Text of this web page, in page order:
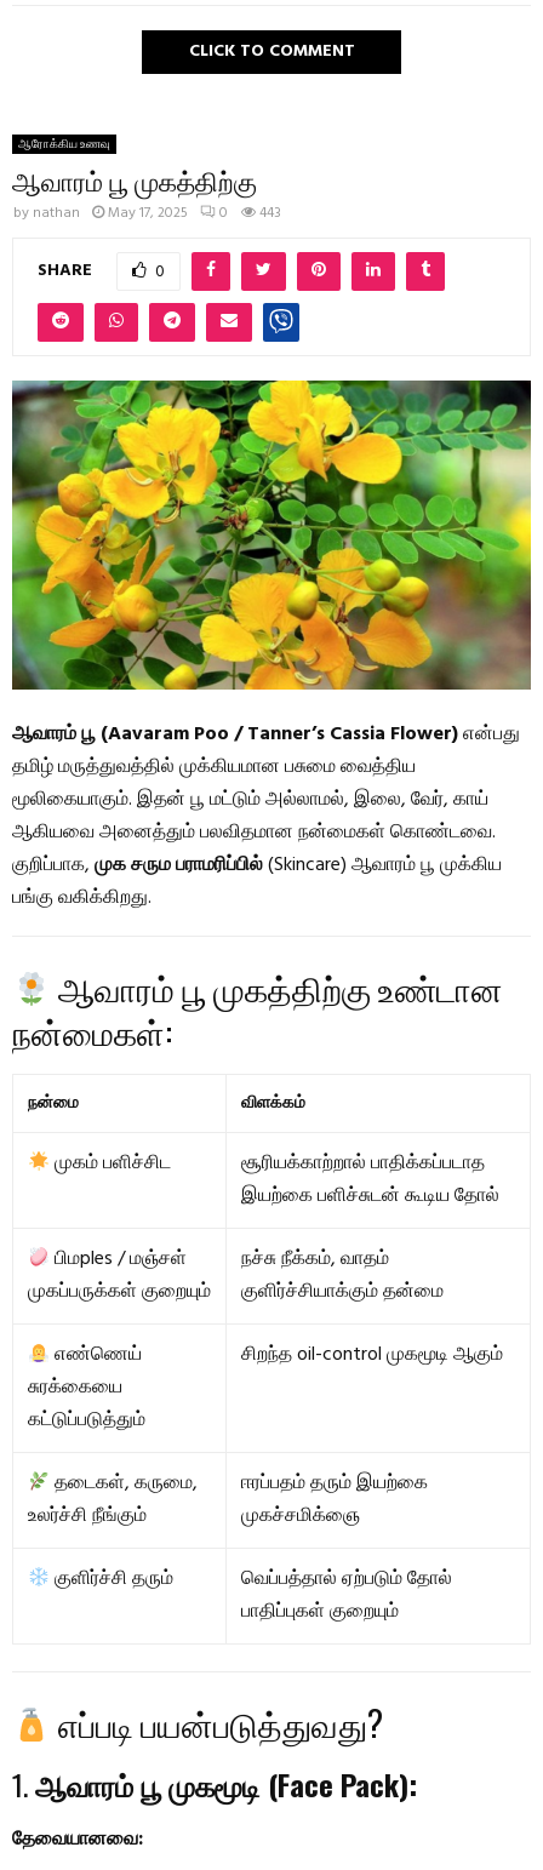
CLICK TO COMMENT
ஆரோக்கிய உணவு
ஆவாரம் பூ முகத்திற்கு
by nathan May 17, 2025 0 443
SHARE 0
ஆவாரம் பூ (Aavaram Poo / Tanner’s Cassia Flower)என்பது
தமிழ் மருத்துவத்தில் முக்கியமான பசுமை வைத்திய
மூலிகையாகும். இதன் பூ மட்டும் அல்லாமல், இலை, வேர், காய்
ஆகியவை அனைத்தும் பலவிதமான நன்மைகள் கொண்டவை.
குறிப்பாக,முக சரும பராமரிப்பில்(Skincare) ஆவாரம் பூ முக்கிய
பங்கு வகிக்கிறது.
ஆவாரம் பூ முகத்திற்கு உண்டான
நன்மைகள்:
நன்மை விளக்கம்
முகம் பளிச்சிட
சூரியக்காற்றால் பாதிக்கப்படாத
இயற்கை பளிச்சுடன் கூடிய தோல்
பிமples / மஞ்சள்
முகப்பருக்கள் குறையும்
நச்சு நீக்கம், வாதம்
குளிர்ச்சியாக்கும் தன்மை
எண்ணெய்
சுரக்கையை
கட்டுப்படுத்தும்
சிறந்த oil-control முகமூடி ஆகும்
தடைகள், கருமை,
உலர்ச்சி நீங்கும்
ஈரப்பதம் தரும் இயற்கை
முகச்சமிக்ஞை
குளிர்ச்சி தரும்
வெப்பத்தால் ஏற்படும் தோல்
பாதிப்புகள் குறையும்
எப்படி பயன்படுத்துவது?
1.ஆவாரம் பூ முகமூடி (Face Pack):
தேவையானவை: